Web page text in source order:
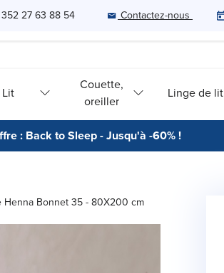
27 63 88 54 Contactez-nous
Lit
Couette,
oreiller
Linge de lit
: Back to Sleep - Jusqu'à -60% !
Henna Bonnet 35 - 80X200 cm